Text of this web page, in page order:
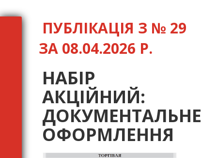
ПУБЛІКАЦІЯ З № 29
ЗА 08.04.2026 Р.
НАБІР
АКЦІЙНИЙ:
ДОКУМЕНТАЛЬНЕ
ОФОРМЛЕННЯ